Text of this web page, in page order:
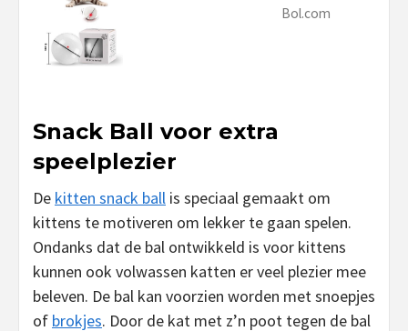
Bol.com
Snack Ball voor extra
speelplezier
De kitten snack ball is speciaal gemaakt om
kittens te motiveren om lekker te gaan spelen.
Ondanks dat de bal ontwikkeld is voor kittens
kunnen ook volwassen katten er veel plezier mee
beleven. De bal kan voorzien worden met snoepjes
of brokjes. Door de kat met z’n poot tegen de bal